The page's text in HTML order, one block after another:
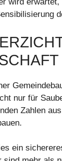
nur für
Zahlen
ein